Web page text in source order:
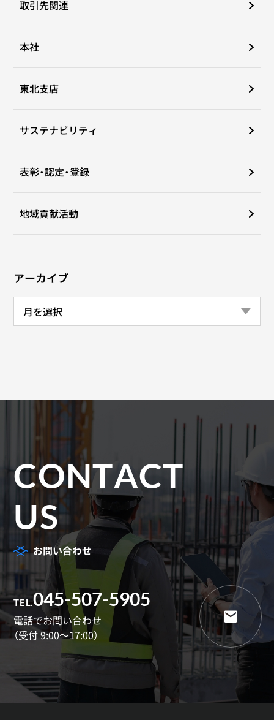
取引先関連
本社
東北支店
サステナビリティ
表彰・認定・登録
地域貢献活動
アーカイブ
CONTACT
US
お問い合わせ
TEL.045-507-5905
電話でお問い合わせ
（受付 9:00～17:00）